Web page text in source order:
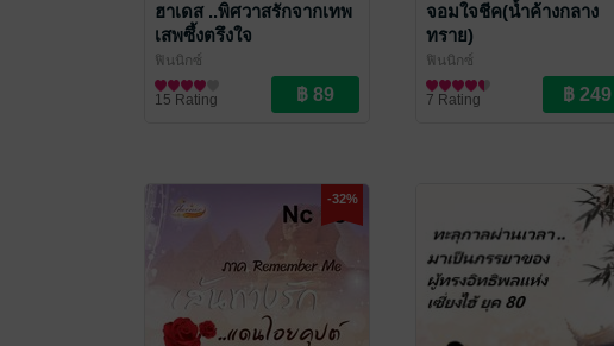
ฮาเดส ..พิศวาสรักจากเทพ
เสพซึ้งตรึงใจ
ฟินนิกซ์
นิยายโรมานซ์
15 Rating
จอมใจชีค(น้ำค้างกลาง
ทราย)
ฟินนิกซ์
นิยายโรมานซ์
7 Rating
-32%